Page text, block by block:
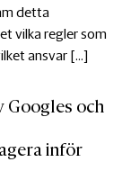
detta
vilka regler som
ansvar […]
Googles och
inför